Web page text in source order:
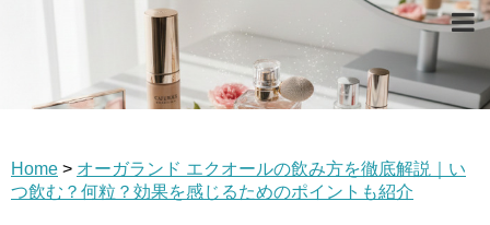
Home > オーガランド エクオールの飲み方を徹底解説｜い
つ飲む？何粒？効果を感じるためのポイントも紹介